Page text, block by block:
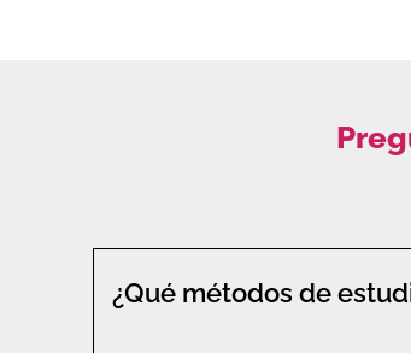
¿Qué métodos de